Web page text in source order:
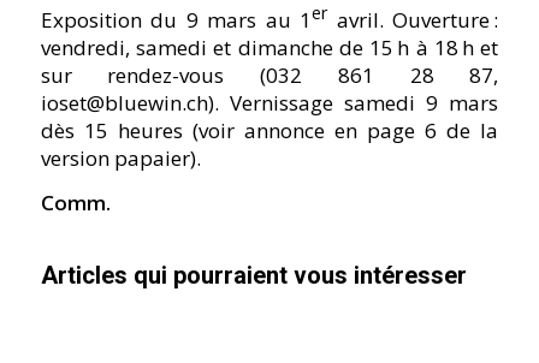
Exposition du 9 mars au 1eravril. Ouverture :
vendredi, samedi et dimanche de 15 h à 18 h et
sur rendez-vous (032 861 28 87,
ioset@bluewin.ch). Vernissage samedi 9 mars
dès 15 heures (voir annonce en page 6 de la
version papaier).
Comm.
Articles qui pourraient vous intéresser